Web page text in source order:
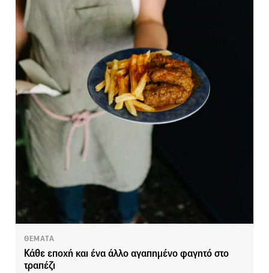
ΘΕΜΑΤΑ
Κάθε εποχή και ένα άλλο αγαπημένο φαγητό στο
τραπέζι